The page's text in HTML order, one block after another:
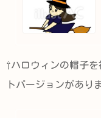
⇧ハロウィンの帽子
トバージョンがあり